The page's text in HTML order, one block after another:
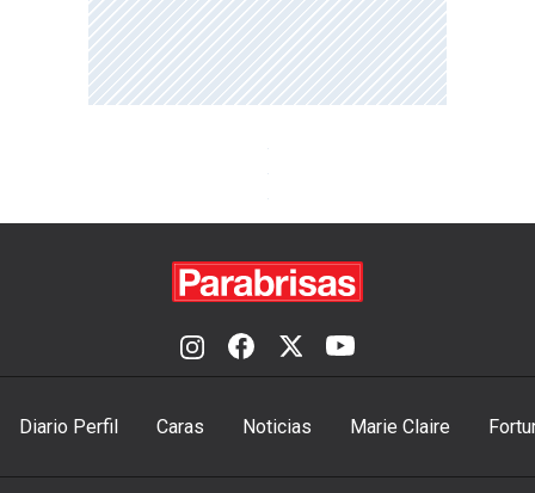
Diario Perfil Caras Noticias Marie Claire